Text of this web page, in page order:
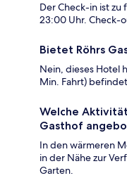
Der Check-in ist
23:00 Uhr. Check-
Bietet Röhrs
Nein, dieses Hotel
Min. Fahrt)
Welche
Gasthof
In den wärmeren
in der Nähe zur
Garten.